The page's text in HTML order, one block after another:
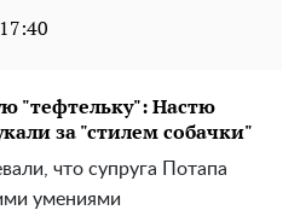
"тефтельку": Настю
за "стилем собачки"
что супруга Потапа
умениями